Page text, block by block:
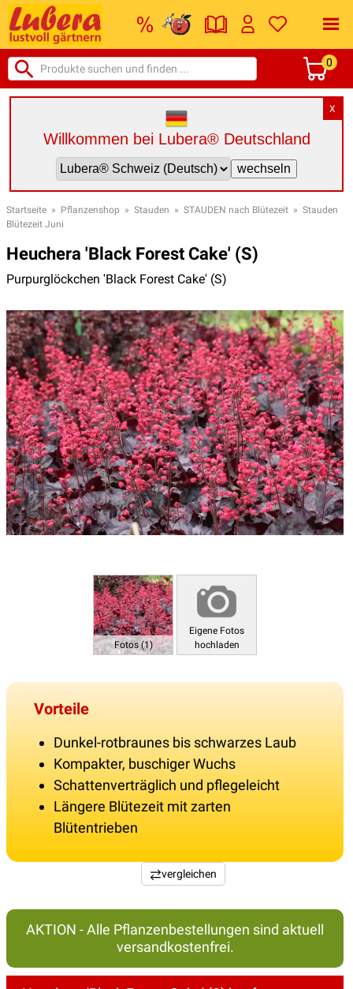
0
X
Willkommen bei Lubera® Deutschland
Startseite » Pflanzenshop » Stauden » STAUDEN nach Blütezeit » Stauden
Blütezeit Juni
Heuchera 'Black Forest Cake' (S)
Purpurglöckchen 'Black Forest Cake' (S)
Fotos (1)
Eigene Fotos
hochladen
Vorteile
Dunkel-rotbraunes bis schwarzes Laub
Kompakter, buschiger Wuchs
Schattenverträglich und pflegeleicht
Längere Blütezeit mit zarten
Blütentrieben
vergleichen
AKTION - Alle Pflanzenbestellungen sind aktuell
versandkostenfrei.